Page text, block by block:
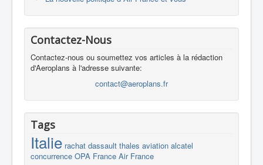
Contactez-Nous
Contactez-nous ou soumettez vos articles à la rédaction
d'Aeroplans à l'adresse suivante:
contact@aeroplans.fr
Tags
Italie rachat dassault thales aviation alcatel
concurrence OPA France Air France